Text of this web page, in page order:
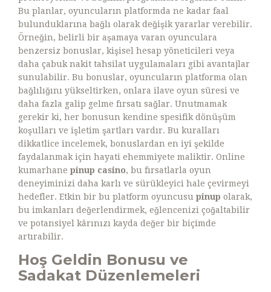
Bu planlar, oyuncuların platformda ne kadar faal
bulunduklarına bağlı olarak değişik yararlar verebilir.
Örneğin, belirli bir aşamaya varan oyunculara
benzersiz bonuslar, kişisel hesap yöneticileri veya
daha çabuk nakit tahsilat uygulamaları gibi avantajlar
sunulabilir. Bu bonuslar, oyuncuların platforma olan
bağlılığını yükseltirken, onlara ilave oyun süresi ve
daha fazla galip gelme fırsatı sağlar. Unutmamak
gerekir ki, her bonusun kendine spesifik dönüşüm
koşulları ve işletim şartları vardır. Bu kuralları
dikkatlice incelemek, bonuslardan en iyi şekilde
faydalanmak için hayati ehemmiyete maliktir. Online
kumarhane pinup casino, bu fırsatlarla oyun
deneyiminizi daha karlı ve sürükleyici hale çevirmeyi
hedefler. Etkin bir bu platform oyuncusu pinup olarak,
bu imkanları değerlendirmek, eğlencenizi çoğaltabilir
ve potansiyel kârınızı kayda değer bir biçimde
artırabilir.
Hoş Geldin Bonusu ve
Sadakat Düzenlemeleri